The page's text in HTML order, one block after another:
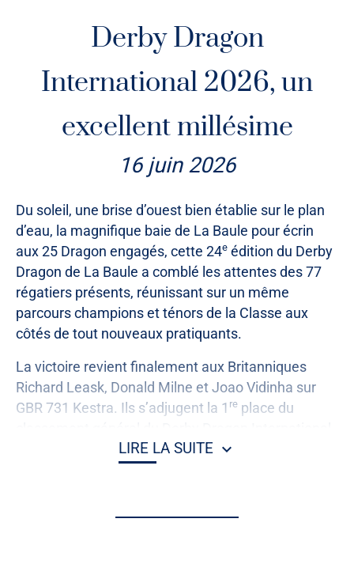
Derby Dragon
International 2026, un
excellent millésime
16 juin 2026
Du soleil, une brise d’ouest bien établie sur le plan
d’eau, la magnifique baie de La Baule pour écrin
aux 25 Dragon engagés, cette 24eédition du Derby
Dragon de La Baule a comblé les attentes des 77
régatiers présents, réunissant sur un même
parcours champions et ténors de la Classe aux
côtés de tout nouveaux pratiquants.
La victoire revient finalement aux Britanniques
Richard Leask, Donald Milne et Joao Vidinha sur
GBR 731 Kestra. Ils s’adjugent la 1 replace du
2026 à un point seulement devant les Néerlandais
LIRE LA SUITE